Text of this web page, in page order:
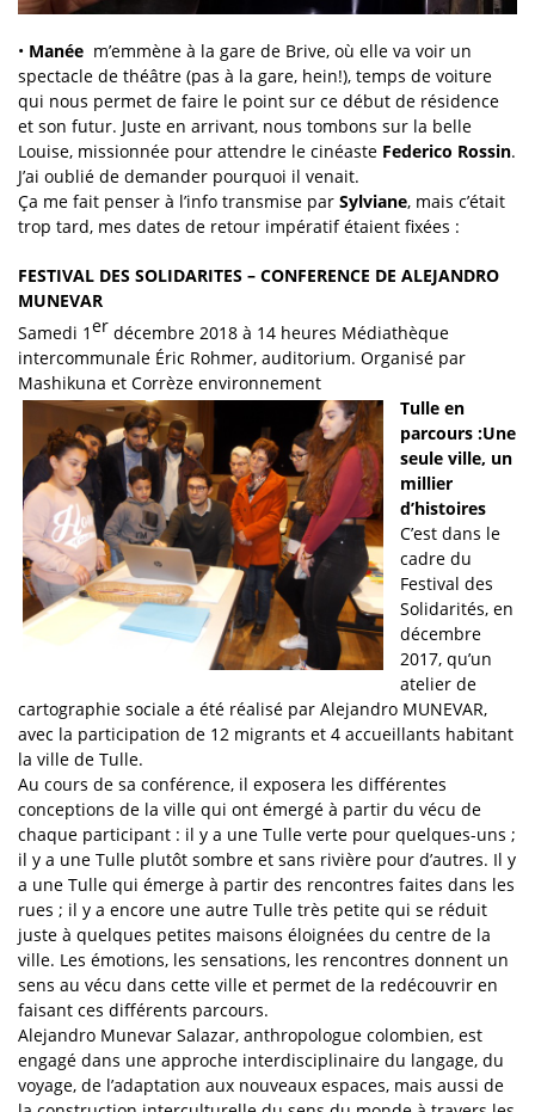
• Manée m’emmène à la gare de Brive, où elle va voir un
spectacle de théâtre (pas à la gare, hein!), temps de voiture
qui nous permet de faire le point sur ce début de résidence
et son futur. Juste en arrivant, nous tombons sur la belle
Louise, missionnée pour attendre le cinéaste Federico Rossin.
J’ai oublié de demander pourquoi il venait.
Ça me fait penser à l’info transmise par Sylviane, mais c’était
trop tard, mes dates de retour impératif étaient fixées :
FESTIVAL DES SOLIDARITES – CONFERENCE DE ALEJANDRO
MUNEVAR
Samedi 1er décembre 2018 à 14 heures Médiathèque
intercommunale Éric Rohmer, auditorium. Organisé par
Mashikuna et Corrèze environnement
Tulle en
parcours :Une
seule ville, un
millier
d’histoires
C’est dans le
cadre du
Festival des
Solidarités, en
décembre
2017, qu’un
atelier de
cartographie sociale a été réalisé par Alejandro MUNEVAR,
avec la participation de 12 migrants et 4 accueillants habitant
la ville de Tulle.
Au cours de sa conférence, il exposera les différentes
conceptions de la ville qui ont émergé à partir du vécu de
chaque participant : il y a une Tulle verte pour quelques-uns ;
il y a une Tulle plutôt sombre et sans rivière pour d’autres. Il y
a une Tulle qui émerge à partir des rencontres faites dans les
rues ; il y a encore une autre Tulle très petite qui se réduit
juste à quelques petites maisons éloignées du centre de la
ville. Les émotions, les sensations, les rencontres donnent un
sens au vécu dans cette ville et permet de la redécouvrir en
faisant ces différents parcours.
Alejandro Munevar Salazar, anthropologue colombien, est
engagé dans une approche interdisciplinaire du langage, du
voyage, de l’adaptation aux nouveaux espaces, mais aussi de